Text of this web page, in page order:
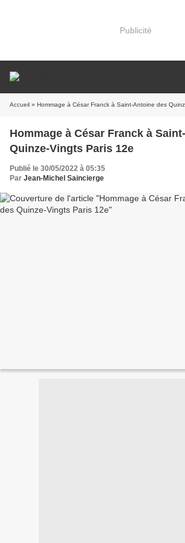
Publicité
Accueil » Hommage à César Franck à Saint-Antoine des
Hommage à César Franck à
Quinze-Vingts Paris 12e
Publié le 30/05/2022 à 05:35
Par Jean-Michel Saincierge